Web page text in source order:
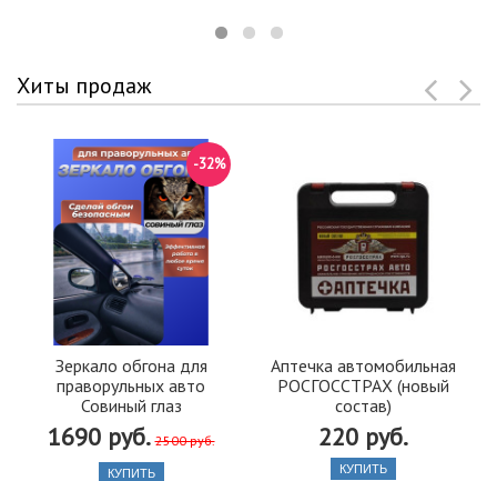
Хиты продаж
Зеркало обгона для
праворульных авто
Совиный глаз
1690 руб. 2500 руб.
-32%
КУПИТЬ
Аптечка автомобильная
РОСГОССТРАХ (новый
состав)
220 руб.
КУПИТЬ